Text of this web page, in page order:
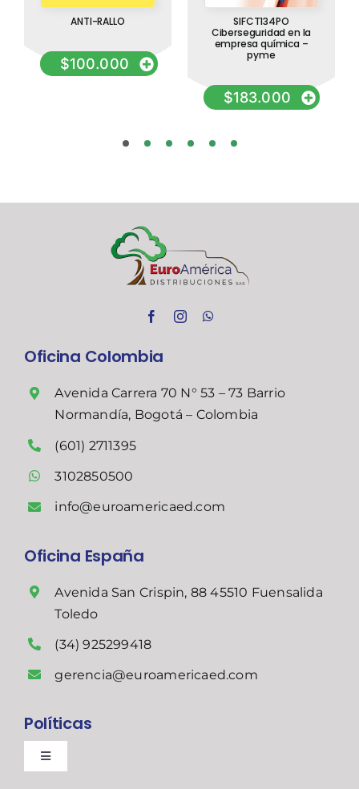
ANTI-RALLO
$100.000
SIFCT134PO
Ciberseguridad en la
empresa química –
pyme
$183.000
Oficina Colombia
Avenida Carrera 70 N° 53 – 73 Barrio
Normandía, Bogotá – Colombia
(601) 2711395
3102850500
info@euroamericaed.com
Oficina España
Avenida San Crispin, 88 45510 Fuensalida
Toledo
(34) 925299418
gerencia@euroamericaed.com
Políticas
Toggle